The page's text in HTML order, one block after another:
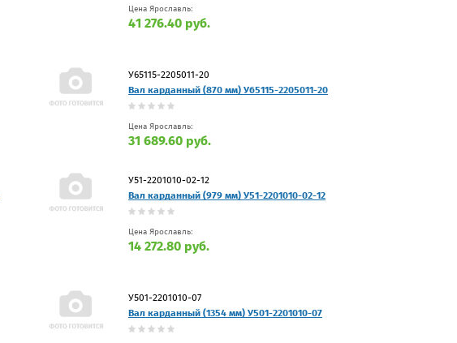
Цена Ярославль:
41 276.40 руб.
У65115-2205011-20
Вал карданный (870 мм) У65115-2205011-20
Цена Ярославль:
31 689.60 руб.
У51-2201010-02-12
Вал карданный (979 мм) У51-2201010-02-12
Цена Ярославль:
14 272.80 руб.
У501-2201010-07
Вал карданный (1354 мм) У501-2201010-07